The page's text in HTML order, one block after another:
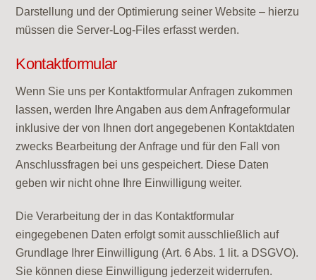
Darstellung und der Optimierung seiner Website – hierzu
müssen die Server-Log-Files erfasst werden.
Kontaktformular
Wenn Sie uns per Kontaktformular Anfragen zukommen
lassen, werden Ihre Angaben aus dem Anfrageformular
inklusive der von Ihnen dort angegebenen Kontaktdaten
zwecks Bearbeitung der Anfrage und für den Fall von
Anschlussfragen bei uns gespeichert. Diese Daten
geben wir nicht ohne Ihre Einwilligung weiter.
Die Verarbeitung der in das Kontaktformular
eingegebenen Daten erfolgt somit ausschließlich auf
Grundlage Ihrer Einwilligung (Art. 6 Abs. 1 lit. a DSGVO).
Sie können diese Einwilligung jederzeit widerrufen.